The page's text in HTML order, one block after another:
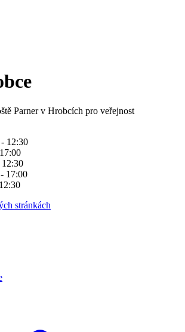
Parner v Hrobcích pro veřejnost
12:30
12:30
17:00
stránkách